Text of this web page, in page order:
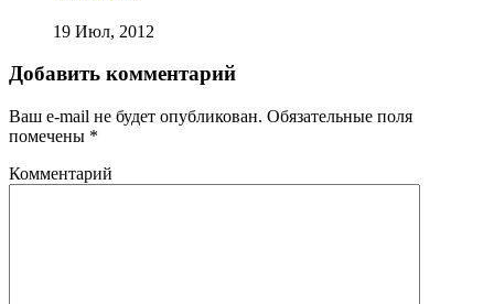
19 Июл, 2012
Добавить комментарий
Ваш e-mail не будет опубликован. Обязательные поля
помечены *
Комментарий